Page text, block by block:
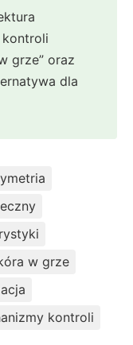
kontroli
grze” oraz
dla
w grze
kontroli